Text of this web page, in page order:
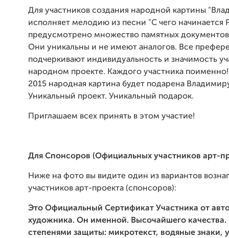
Для участников создания народной картины
исполняет мелодию из песни "С чего начинается
предусмотрено множество памятных
Они уникальны и не имеют аналогов. Все
подчеркивают индивидуальность и значимость
народном проекте. Каждого участника поименно!
2015 народная картина будет подарена
Уникальный проект. Уникальный подарок.
Приглашаем всех принять в этом участие!
Для Спонсоров (Официальных участников арт-
Ниже на фото вы видите один из вариантов
участников арт-проекта (спонсоров):
Это Официальный Сертификат Участника от
художника. Он именной. Высочайшего
степенями защиты: микротекст, водяные знаки,